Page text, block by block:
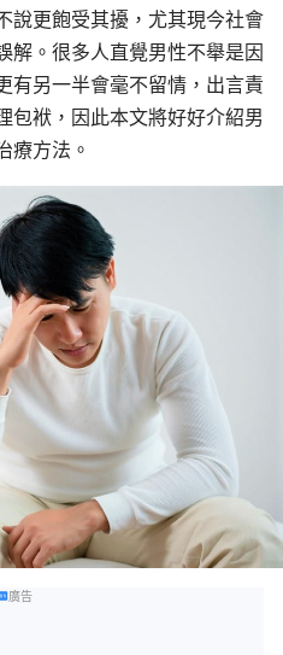
說更飽受其擾，尤其現今社會
解。 很多人直覺男性不舉是因
有另一半會毫不留情，出言責
包袱，因此本文將好好介紹男
療方法。
廣告